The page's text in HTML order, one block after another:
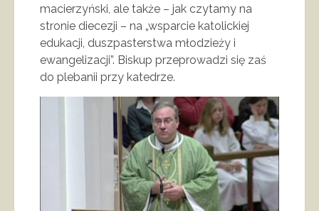
macierzyński, ale także – jak czytamy na
stronie diecezji – na „wsparcie katolickiej
edukacji, duszpasterstwa młodzieży i
ewangelizacji”. Biskup przeprowadzi się zaś
do plebanii przy katedrze.